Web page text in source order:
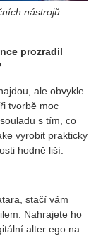
nástrojů.
prozradil
ale obvykle
tvorbě moc
s tím, co
vyrobit prakticky
hodně liší.
stačí vám
Nahrajete ho
alter ego na